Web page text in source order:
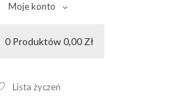
Moje konto
0 Produktów0,00 Zł
Lista życzeń